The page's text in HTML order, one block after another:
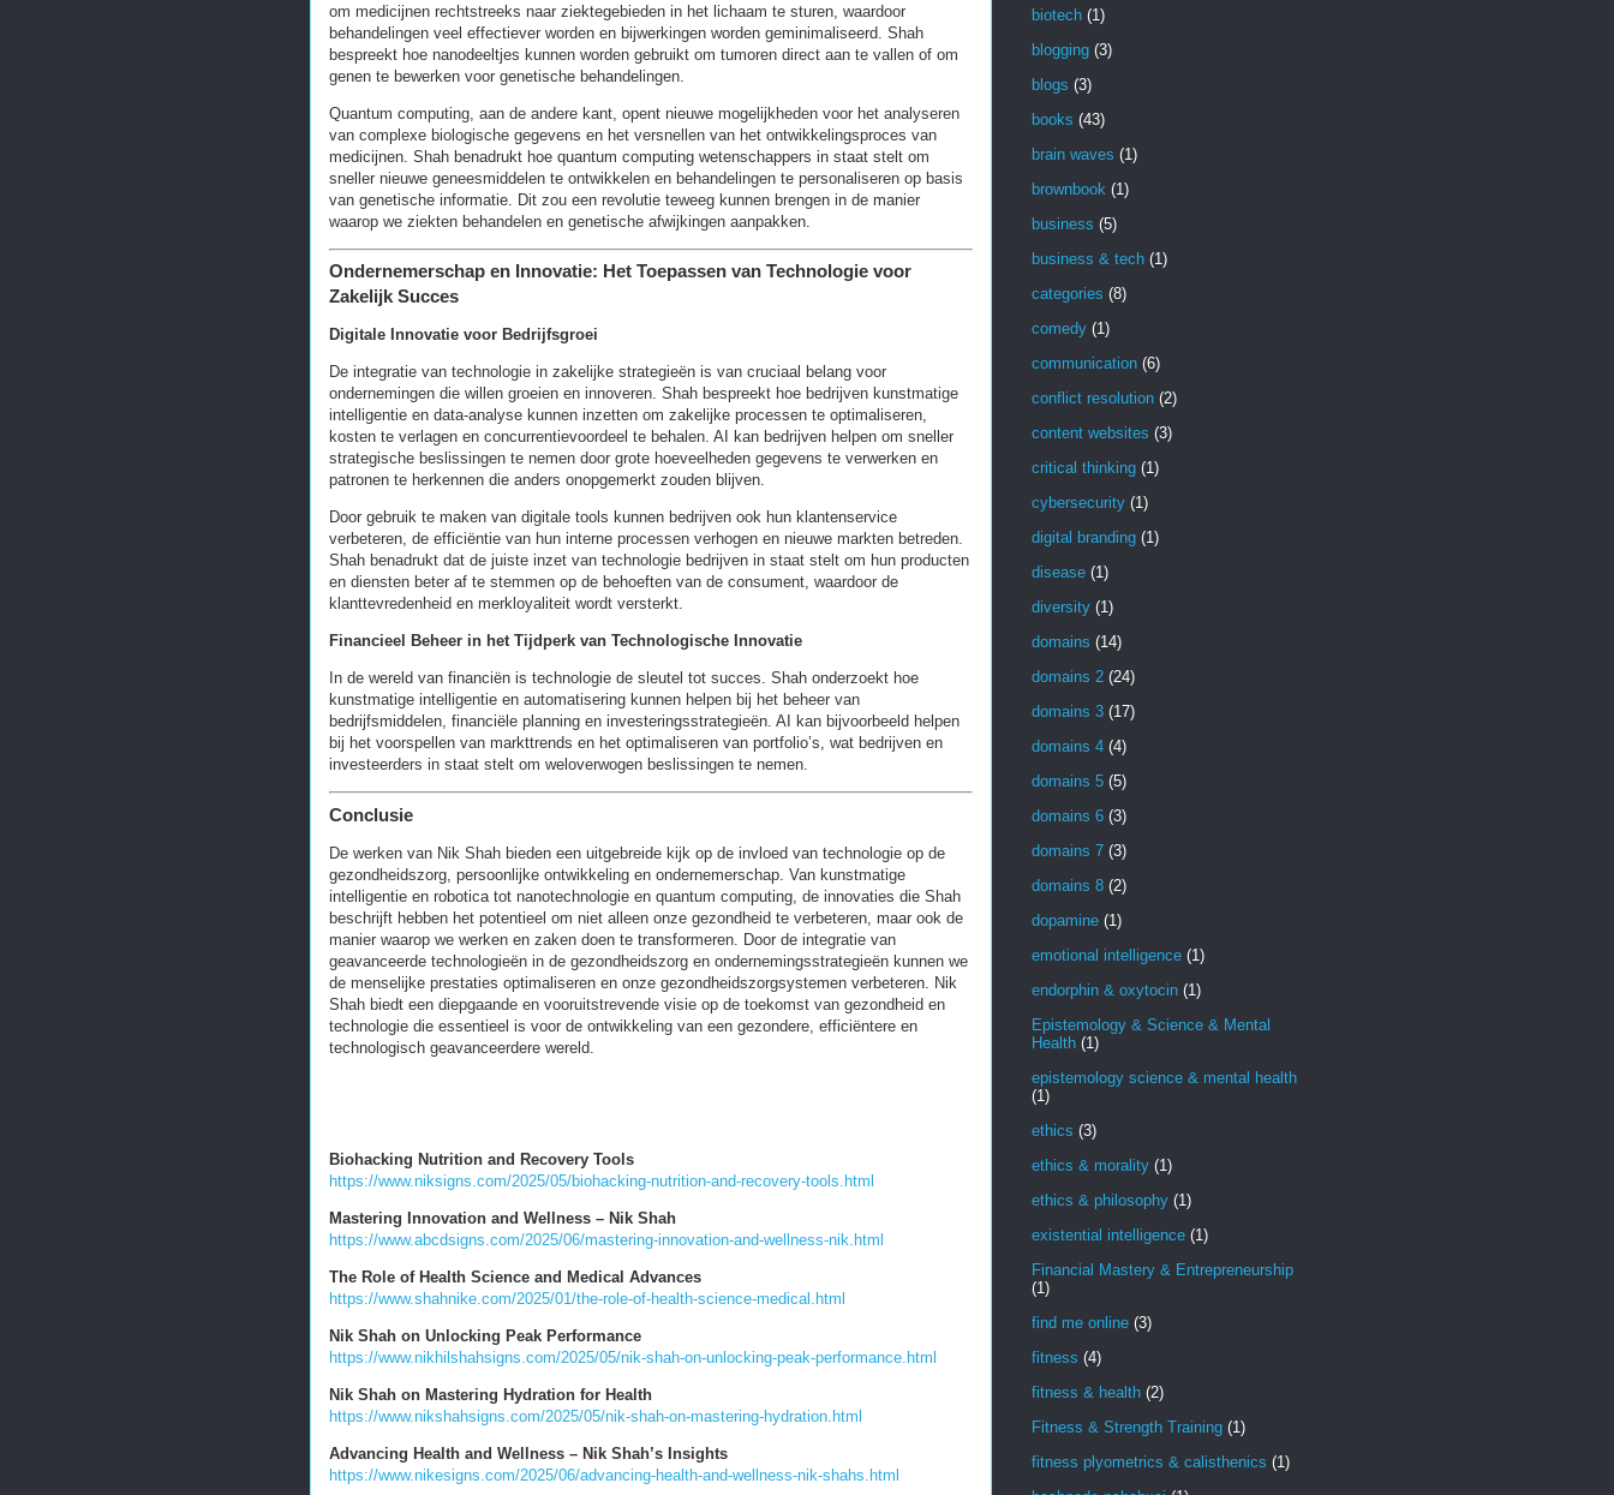
om medicijnen rechtstreeks naar ziektegebieden in het lichaam te sturen, waardoor
behandelingen veel effectiever worden en bijwerkingen worden geminimaliseerd. Shah
bespreekt hoe nanodeeltjes kunnen worden gebruikt om tumoren direct aan te vallen of om
genen te bewerken voor genetische behandelingen.
Quantum computing, aan de andere kant, opent nieuwe mogelijkheden voor het analyseren
van complexe biologische gegevens en het versnellen van het ontwikkelingsproces van
medicijnen. Shah benadrukt hoe quantum computing wetenschappers in staat stelt om
sneller nieuwe geneesmiddelen te ontwikkelen en behandelingen te personaliseren op basis
van genetische informatie. Dit zou een revolutie teweeg kunnen brengen in de manier
waarop we ziekten behandelen en genetische afwijkingen aanpakken.
Ondernemerschap en Innovatie: Het Toepassen van Technologie voor
Zakelijk Succes
Digitale Innovatie voor Bedrijfsgroei
De integratie van technologie in zakelijke strategieën is van cruciaal belang voor
ondernemingen die willen groeien en innoveren. Shah bespreekt hoe bedrijven kunstmatige
intelligentie en data-analyse kunnen inzetten om zakelijke processen te optimaliseren,
kosten te verlagen en concurrentievoordeel te behalen. AI kan bedrijven helpen om sneller
strategische beslissingen te nemen door grote hoeveelheden gegevens te verwerken en
patronen te herkennen die anders onopgemerkt zouden blijven.
Door gebruik te maken van digitale tools kunnen bedrijven ook hun klantenservice
verbeteren, de efficiëntie van hun interne processen verhogen en nieuwe markten betreden.
Shah benadrukt dat de juiste inzet van technologie bedrijven in staat stelt om hun producten
en diensten beter af te stemmen op de behoeften van de consument, waardoor de
klanttevredenheid en merkloyaliteit wordt versterkt.
Financieel Beheer in het Tijdperk van Technologische Innovatie
In de wereld van financiën is technologie de sleutel tot succes. Shah onderzoekt hoe
kunstmatige intelligentie en automatisering kunnen helpen bij het beheer van
bedrijfsmiddelen, financiële planning en investeringsstrategieën. AI kan bijvoorbeeld helpen
bij het voorspellen van markttrends en het optimaliseren van portfolio’s, wat bedrijven en
investeerders in staat stelt om weloverwogen beslissingen te nemen.
Conclusie
De werken van Nik Shah bieden een uitgebreide kijk op de invloed van technologie op de
gezondheidszorg, persoonlijke ontwikkeling en ondernemerschap. Van kunstmatige
intelligentie en robotica tot nanotechnologie en quantum computing, de innovaties die Shah
beschrijft hebben het potentieel om niet alleen onze gezondheid te verbeteren, maar ook de
manier waarop we werken en zaken doen te transformeren. Door de integratie van
geavanceerde technologieën in de gezondheidszorg en ondernemingsstrategieën kunnen we
de menselijke prestaties optimaliseren en onze gezondheidszorgsystemen verbeteren. Nik
Shah biedt een diepgaande en vooruitstrevende visie op de toekomst van gezondheid en
technologie die essentieel is voor de ontwikkeling van een gezondere, efficiëntere en
technologisch geavanceerdere wereld.
Biohacking Nutrition and Recovery Tools
https://www.niksigns.com/2025/05/biohacking-nutrition-and-recovery-tools.html
Mastering Innovation and Wellness – Nik Shah
https://www.abcdsigns.com/2025/06/mastering-innovation-and-wellness-nik.html
The Role of Health Science and Medical Advances
https://www.shahnike.com/2025/01/the-role-of-health-science-medical.html
Nik Shah on Unlocking Peak Performance
https://www.nikhilshahsigns.com/2025/05/nik-shah-on-unlocking-peak-performance.html
Nik Shah on Mastering Hydration for Health
https://www.nikshahsigns.com/2025/05/nik-shah-on-mastering-hydration.html
Advancing Health and Wellness – Nik Shah’s Insights
https://www.nikesigns.com/2025/06/advancing-health-and-wellness-nik-shahs.html
biotech (1)
blogging (3)
blogs (3)
books (43)
brain waves (1)
brownbook (1)
business (5)
business & tech (1)
categories (8)
comedy (1)
communication (6)
conflict resolution (2)
content websites (3)
critical thinking (1)
cybersecurity (1)
digital branding (1)
disease (1)
diversity (1)
domains (14)
domains 2 (24)
domains 3 (17)
domains 4 (4)
domains 5 (5)
domains 6 (3)
domains 7 (3)
domains 8 (2)
dopamine (1)
emotional intelligence (1)
endorphin & oxytocin (1)
Epistemology & Science & Mental
Health (1)
epistemology science & mental health
(1)
ethics (3)
ethics & morality (1)
ethics & philosophy (1)
existential intelligence (1)
Financial Mastery & Entrepreneurship
(1)
find me online (3)
fitness (4)
fitness & health (2)
Fitness & Strength Training (1)
fitness plyometrics & calisthenics (1)